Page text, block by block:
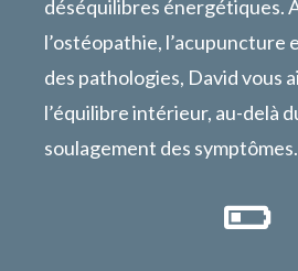
déséquilibres énergétiques.
l’ostéopathie, l’acupuncture
des pathologies, David vous
l’équilibre intérieur, au-delà
soulagement des symptômes.
